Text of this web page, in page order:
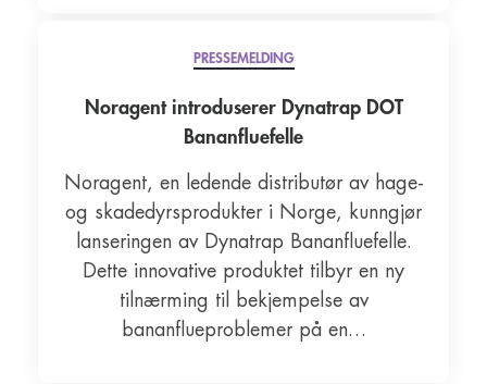
PRESSEMELDING
Noragent introduserer Dynatrap DOT
Bananfluefelle
Noragent, en ledende distributør av hage-
og skadedyrsprodukter i Norge, kunngjør
lanseringen av Dynatrap Bananfluefelle.
Dette innovative produktet tilbyr en ny
tilnærming til bekjempelse av
bananflueproblemer på en…